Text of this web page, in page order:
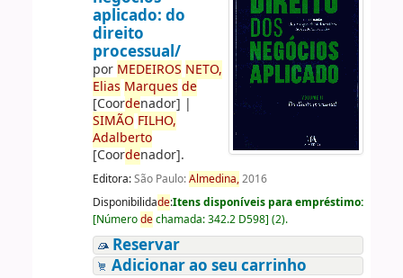
aplicado: do
direito
processual/
por MEDEIROS NETO,
Elias Marques de
[Coordenador] |
SIMÃO FILHO,
Adalberto
[Coordenador].
Editora:São Paulo:Almedina,2016
Disponibilidade:Itens disponíveis para empréstimo:
[Númerodechamada:342.2 D598] (2).
Reservar
Adicionar ao seu carrinho